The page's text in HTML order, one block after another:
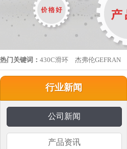
热门关键词： 430C滑环 杰弗伦GEFRAN
行业新闻
公司新闻
产品资讯